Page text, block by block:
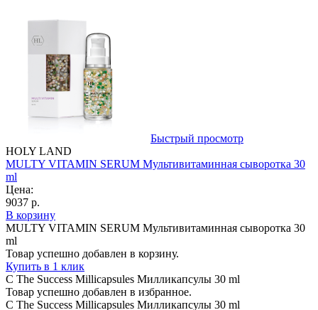
Быстрый просмотр
HOLY LAND
MULTY VITAMIN SERUM Мультивитаминная сыворотка 30
ml
Цена:
9037 р.
В корзину
MULTY VITAMIN SERUM Мультивитаминная сыворотка 30
ml
Товар успешно добавлен в корзину.
Купить в 1 клик
C The Success Millicapsules Милликапсулы 30 ml
Товар успешно добавлен в избранное.
C The Success Millicapsules Милликапсулы 30 ml